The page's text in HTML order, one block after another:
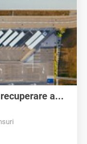
a...